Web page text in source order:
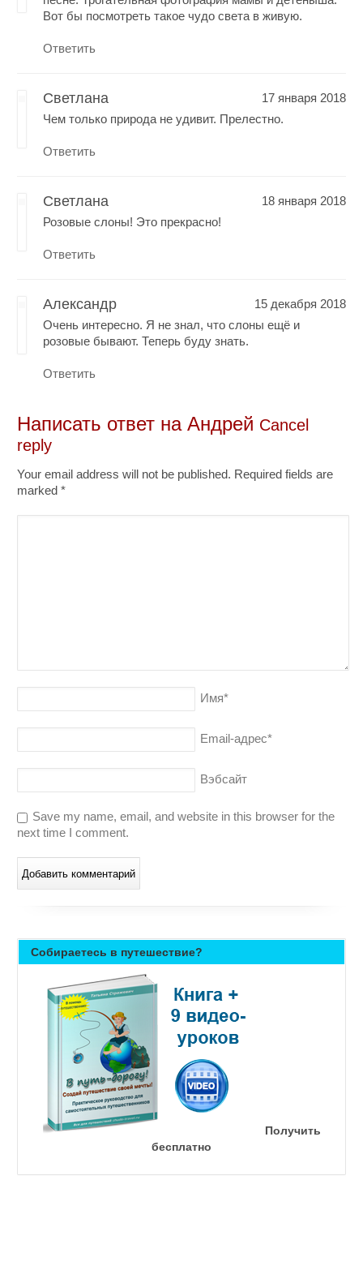
Вот бы посмотреть такое чудо света в живую.
Ответить
Светлана
17 января 2018
Чем только природа не удивит. Прелестно.
Ответить
Светлана
18 января 2018
Розовые слоны! Это прекрасно!
Ответить
Александр
15 декабря 2018
Очень интересно. Я не знал, что слоны ещё и
розовые бывают. Теперь буду знать.
Ответить
Написать ответ наАндрей Cancel
reply
Your email address will not be published. Required fields are
marked*
Имя*
Email-адрес*
Вэбсайт
Save my name, email, and website in this browser for the
next time I comment.
Собираетесь в путешествие?
Получить
бесплатно